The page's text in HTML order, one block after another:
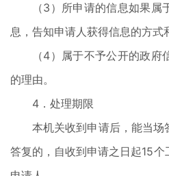
（3）所申请的信息如果
息，告知申请人获得信息的方式
（4）属于不予公开的政
的理由。
4．处理期限
本机关收到申请后，能当
答复的，自收到申请之日起15